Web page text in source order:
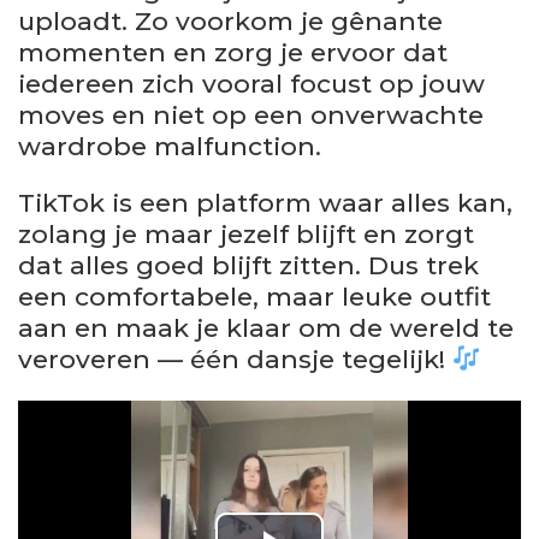
uploadt. Zo voorkom je gênante
momenten en zorg je ervoor dat
iedereen zich vooral focust op jouw
moves en niet op een onverwachte
wardrobe malfunction.
TikTok is een platform waar alles kan,
zolang je maar jezelf blijft en zorgt
dat alles goed blijft zitten. Dus trek
een comfortabele, maar leuke outfit
aan en maak je klaar om de wereld te
veroveren — één dansje tegelijk!